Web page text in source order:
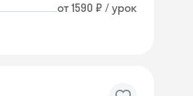
от 1590 ₽ / урок